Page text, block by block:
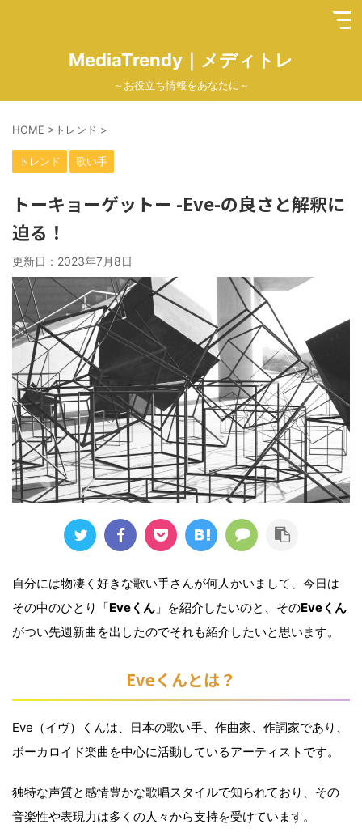
MediaTrendy｜メディトレ
～お役立ち情報をあなたに～
HOME > トレンド >
トレンド 歌い手
トーキョーゲットー -Eve-の良さと解釈に
迫る！
更新日： 2023年7月8日
自分には物凄く好きな歌い手さんが何人かいまして、今日は
その中のひとり「Eveく ん 」を紹介したいのと、そのEveくん
がつい先週新曲を出したのでそれも紹介したいと思います。
Eveくんとは？
Eve（イヴ）くんは、日本の歌い手、作曲家、作詞家であり、
ボーカロイド楽曲を中心に活動しているアーティストです。
独特な声質と感情豊かな歌唱スタイルで知られており、その
音楽性や表現力は多くの人々から支持を受けています。